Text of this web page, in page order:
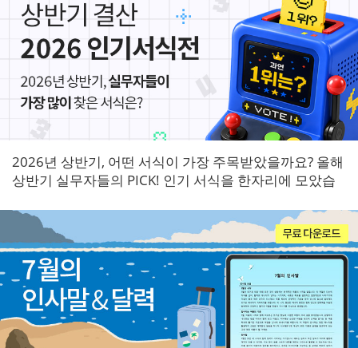
2026년 상반기, 어떤 서식이 가장 주목받았을까요? 올해
상반기 실무자들의 PICK! 인기 서식을 한자리에 모았습